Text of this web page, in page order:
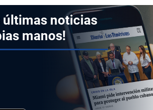
últimas noticias
manos!